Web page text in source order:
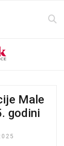
Male
godini